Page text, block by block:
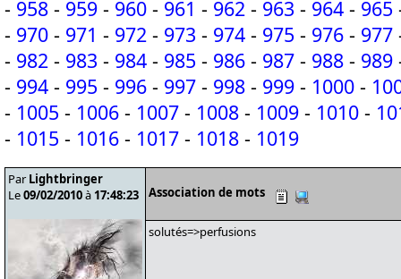
- 958 - 959 - 960 - 961 - 962 - 963 - 964 - 965
- 970 - 971 - 972 - 973 - 974 - 975 - 976 - 977
- 982 - 983 - 984 - 985 - 986 - 987 - 988 - 989
- 994 - 995 - 996 - 997 - 998 - 999 - 1000 -
- 1005 - 1006 - 1007 - 1008 - 1009 - 1010 -
- 1015 - 1016 - 1017 - 1018 - 1019
Par Lightbringer
Le09/02/2010à 17:48:23 Association de mots
solutés=>perfusions